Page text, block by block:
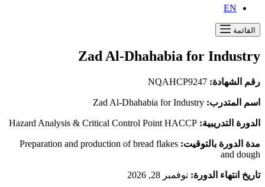
EN
القائمة
Zad Al-Dhahabia for Industry
رقم الشهادة: NQAHCP9247
اسم المتدرب: Zad Al-Dhahabia for Industry
الدورة التدريبية: Hazard Analysis & Critical Control Point HACCP
مدة الدورة بالتوقيت: Preparation and production of bread flakes
and dough
تاريخ انتهاء الدورة: نوفمبر 28, 2026